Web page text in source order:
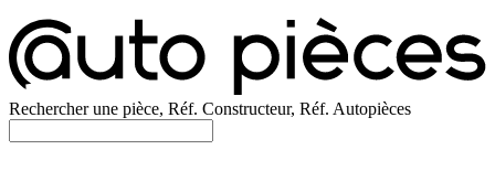
Rechercher une pièce, Réf. Constructeur, Réf. Autopièces